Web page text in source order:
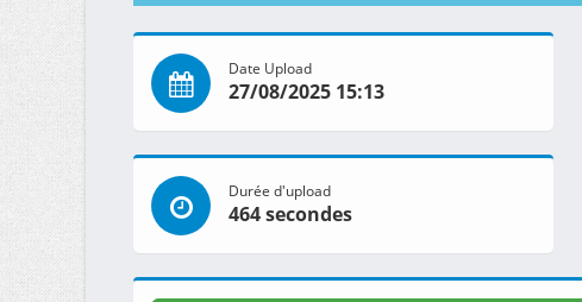
Date Upload
27/08/2025 15:13
Durée d'upload
464 secondes